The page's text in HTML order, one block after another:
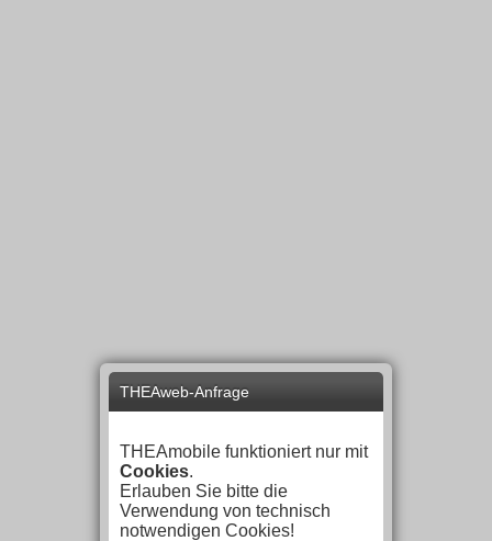
THEAweb-Anfrage
THEAmobile funktioniert nur mit
Cookies.
Erlauben Sie bitte die
Verwendung von technisch
notwendigen Cookies!